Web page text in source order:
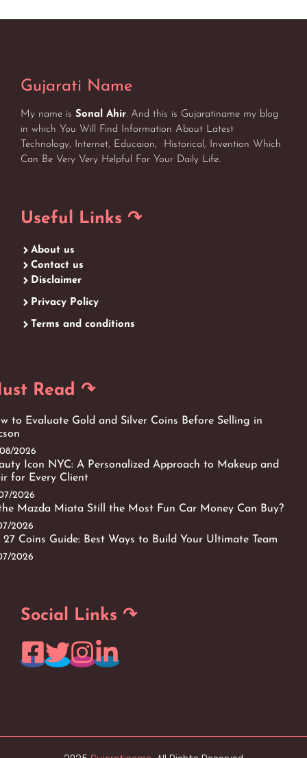
Gujarati Name
My name is Sonal Ahir. And this is Gujaratiname my blog
in which You Will Find Information About Latest
Technology, Internet, Educaion, Historical, Invention Which
Can Be Very Very Helpful For Your Daily Life.
Useful Links ↷
About us
Contact us
Disclaimer
Privacy Policy
Terms and conditions
Read ↷
to Evaluate Gold and Silver Coins Before Selling in
2026
Icon NYC: A Personalized Approach to Makeup and
for Every Client
2026
Mazda Miata Still the Most Fun Car Money Can Buy?
2026
27 Coins Guide: Best Ways to Build Your Ultimate Team
2026
Social Links ↷